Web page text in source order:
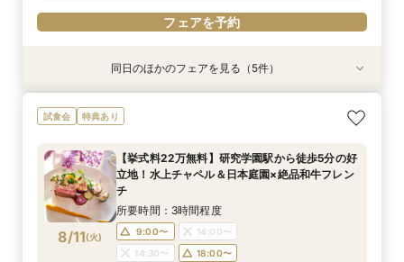
フェアを予約
8/10(月)
【タイパ重視！60分で完結◎】オンラインで会
場案内＆相談会
12:00〜
13:00〜
フェアを予約
特典あり
8/10(月)
【6名～30名の少人数婚】挙式＆会食Newプラ
ン誕生！無料試食付
12:00〜
13:00〜
16:00〜
フェアを予約
特典あり
8/10(月)
1件目がお得★1stステップ相談会＆試食×予算相
談*商品券1万円
12:00〜
13:00〜
16:00〜
フェアを予約
8/10(月)
【2件目以上の方】最短60分！《会場選び&見積
もり》徹底比較相談会
12:00〜
13:00〜
16:00〜
フェアを予約
特典あり
8/10(月)
【和婚をお考えの方へ】挙式会場見学&「和」の
演出体験♪常陸牛と旬のお魚料理の贅沢食べ比べ
希望をじっくり伺い専属プランナーがご提案♪
所要時間：3時間程度
14:00〜
15:00〜
16:00〜
同日のほかのフェアを見る（5件）
試食会 特典あり
8/11(火)
【挙式料22万無料】研究学園駅から徒歩5分の好
立地！水上チャペル＆日本庭園×絶品和牛フレン
チ
所要時間：3時間程度
9:00〜
14:00〜
14:30〜
18:00〜